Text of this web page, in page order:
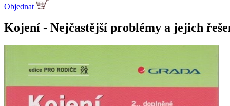
Objednat
Kojení - Nejčastější problémy a jejich